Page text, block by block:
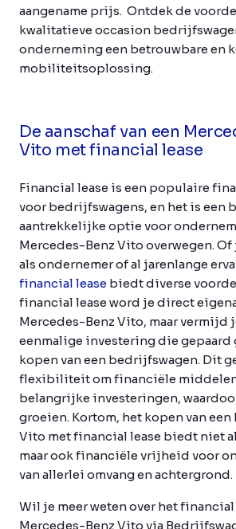
aangename prijs. Ontdek de
kwalitatieve occasion
onderneming een betrouwbare en
mobiliteitsoplossing.
De aanschaf van een
Vito met financial lease
Financial lease is een populaire
voor bedrijfswagens, en het is een
aantrekkelijke optie voor
Mercedes-Benz Vito overwegen.
als ondernemer of al jarenlange
financial lease biedt diverse
financial lease word je direct
Mercedes-Benz Vito, maar vermijd
eenmalige investering die gepaard
kopen van een bedrijfswagen. Dit
flexibiliteit om financiële
belangrijke investeringen,
groeien. Kortom, het kopen van een
Vito met financial lease biedt niet
maar ook financiële vrijheid voor
van allerlei omvang en achtergrond.
Wil je meer weten over het financial
Mercedes-Benz Vito via